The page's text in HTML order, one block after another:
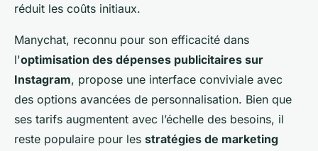
réduit les coûts initiaux.
Manychat, reconnu pour son efficacité dans
l'optimisation des dépenses publicitaires sur
Instagram, propose une interface conviviale avec
des options avancées de personnalisation. Bien que
ses tarifs augmentent avec l’échelle des besoins, il
reste populaire pour les stratégies de marketing